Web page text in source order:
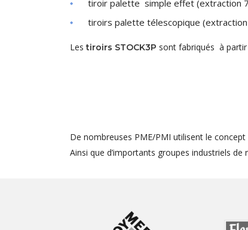
tiroir palette simple effet (extraction
tiroirs palette télescopique
Les tiroirs STOCK3P sont fabriqués à
De nombreuses PME/PMI utilisent le
Ainsi que d’importants groupes industriels